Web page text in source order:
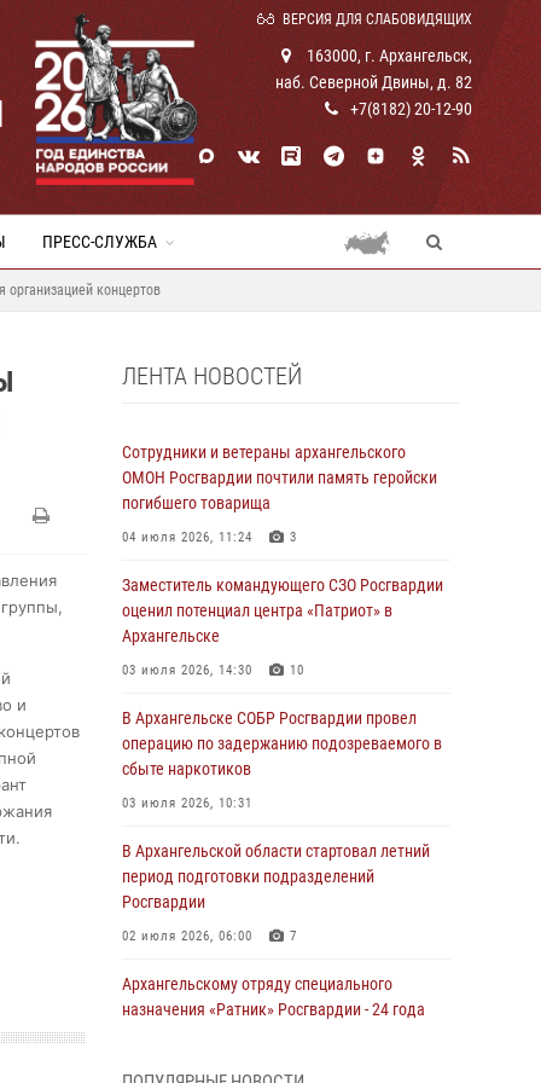
ВЕРСИЯ ДЛЯ СЛАБОВИДЯЩИХ
163000, г. Архангельск,
наб. Северной Двины, д. 82
+7(8182) 20-12-90
ПРЕСС-СЛУЖБА
концертов
и
ЛЕНТА НОВОСТЕЙ
Сотрудники и ветераны архангельского
ОМОН Росгвардии почтили память геройски
погибшего товарища
04 июля 2026, 11:24 3
Заместитель командующего СЗО Росгвардии
оценил потенциал центра «Патриот» в
Архангельске
03 июля 2026, 14:30 10
В Архангельске СОБР Росгвардии провел
операцию по задержанию подозреваемого в
сбыте наркотиков
03 июля 2026, 10:31
В Архангельской области стартовал летний
период подготовки подразделений
Росгвардии
02 июля 2026, 06:00 7
Архангельскому отряду специального
назначения «Ратник» Росгвардии - 24 года